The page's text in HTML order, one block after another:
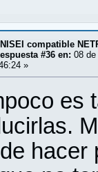
compatible
#36 en: 08 de
»
es
hacer